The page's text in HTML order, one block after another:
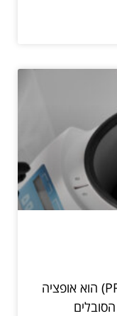
טיפול שיער עשיר בטסיות דם (PRP) הוא אופציה